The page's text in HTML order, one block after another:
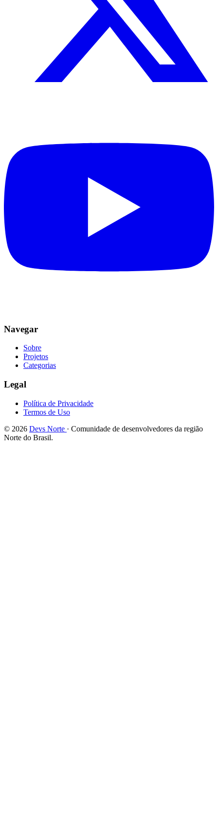
Navegar
Sobre
Projetos
Categorias
Legal
Política de Privacidade
Termos de Uso
© 2026 Devs Norte · Comunidade de desenvolvedores da região
Norte do Brasil.